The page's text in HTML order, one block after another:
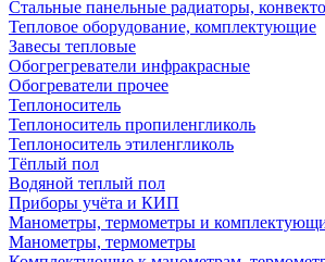
Стальные панельные радиаторы,
Тепловое оборудование, комплектующие
Завесы тепловые
Обогрегреватели инфракрасные
Обогреватели прочее
Теплоноситель
Теплоноситель пропиленгликоль
Теплоноситель этиленгликоль
Тёплый пол
Водяной теплый пол
Приборы учёта и КИП
Манометры, термометры и
Манометры, термометры